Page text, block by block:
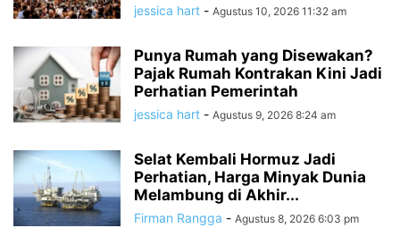
jessica hart - Agustus 10, 2026 11:32 am
Punya Rumah yang Disewakan?
Pajak Rumah Kontrakan Kini Jadi
Perhatian Pemerintah
jessica hart - Agustus 9, 2026 8:24 am
Selat Kembali Hormuz Jadi
Perhatian, Harga Minyak Dunia
Melambung di Akhir...
Firman Rangga - Agustus 8, 2026 6:03 pm